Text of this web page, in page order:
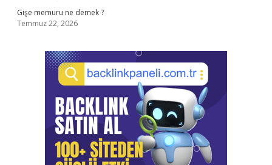
Gişe memuru ne demek ?
Temmuz 22, 2026